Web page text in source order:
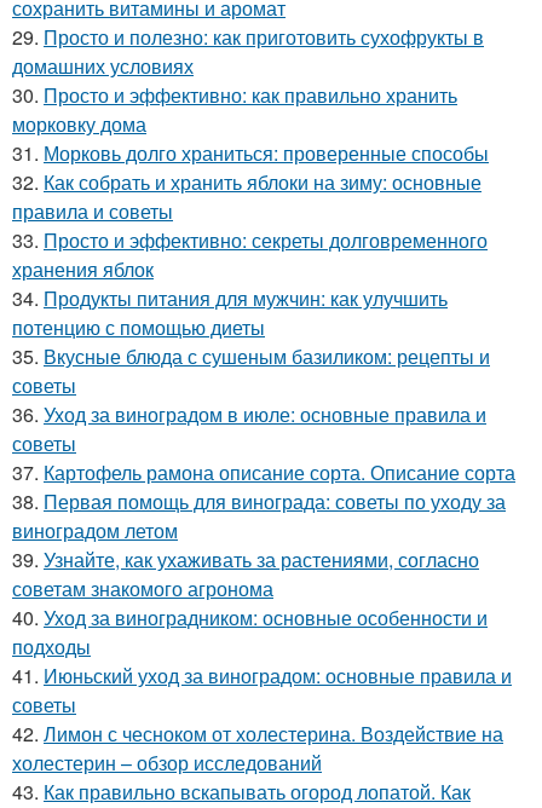
сохранить витамины и аромат
29. Просто и полезно: как приготовить сухофрукты в
домашних условиях
30. Просто и эффективно: как правильно хранить
морковку дома
31. Морковь долго храниться: проверенные способы
32. Как собрать и хранить яблоки на зиму: основные
правила и советы
33. Просто и эффективно: секреты долговременного
хранения яблок
34. Продукты питания для мужчин: как улучшить
потенцию с помощью диеты
35. Вкусные блюда с сушеным базиликом: рецепты и
советы
36. Уход за виноградом в июле: основные правила и
советы
37. Картофель рамона описание сорта. Описание сорта
38. Первая помощь для винограда: советы по уходу за
виноградом летом
39. Узнайте, как ухаживать за растениями, согласно
советам знакомого агронома
40. Уход за виноградником: основные особенности и
подходы
41. Июньский уход за виноградом: основные правила и
советы
42. Лимон с чесноком от холестерина. Воздействие на
холестерин – обзор исследований
43. Как правильно вскапывать огород лопатой. Как